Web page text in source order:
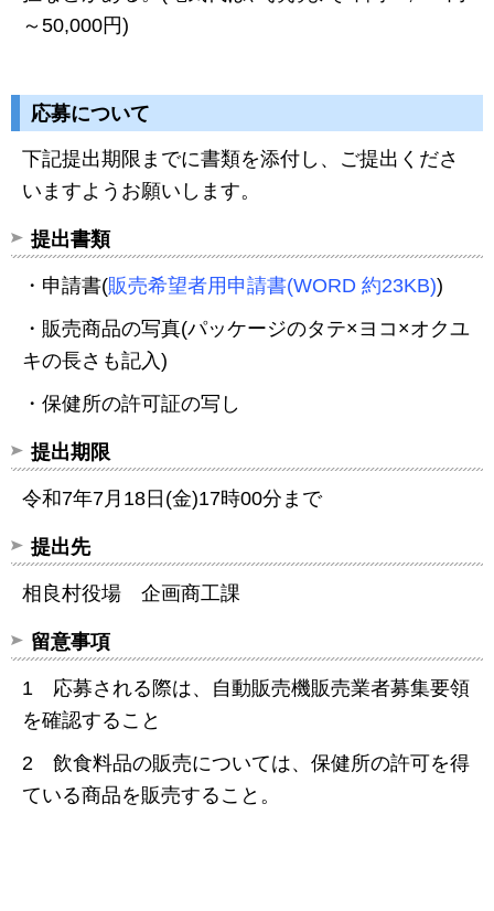
～50,000円)
応募について
下記提出期限までに書類を添付し、ご提出くださ
いますようお願いします。
提出書類
・申請書(販売希望者用申請書(WORD 約23KB))
・販売商品の写真(パッケージのタテ×ヨコ×オクユ
キの長さも記入)
・保健所の許可証の写し
提出期限
令和7年7月18日(金)17時00分まで
提出先
相良村役場 企画商工課
留意事項
1 応募される際は、自動販売機販売業者募集要領
を確認すること
2 飲食料品の販売については、保健所の許可を得
ている商品を販売すること。